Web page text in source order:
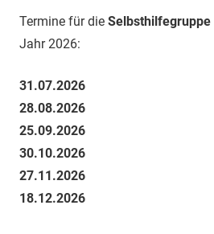
Termine für die Selbsthilfegruppe
Jahr 2026:
31.07.2026
28.08.2026
25.09.2026
30.10.2026
27.11.2026
18.12.2026